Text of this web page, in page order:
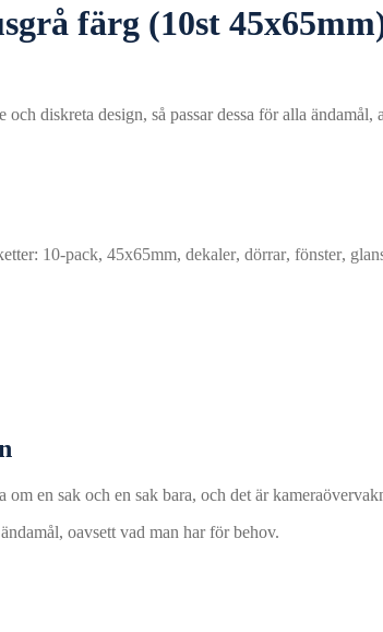
färg (10st
diskreta design, så passar dessa för alla
10-pack, 45x65mm, dekaler, dörrar, fönster,
en sak och en sak bara, och det är
oavsett vad man har för behov.